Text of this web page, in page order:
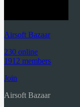
Airsoft Bazaar
230 online
1912 members
Join
Airsoft Bazaar